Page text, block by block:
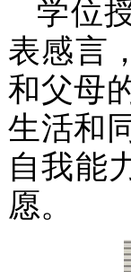
学位
表感言
和父母
生活和
自我能
愿。